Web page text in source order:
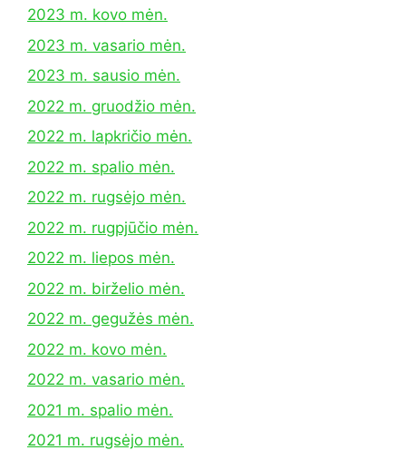
2023 m. kovo mėn.
2023 m. vasario mėn.
2023 m. sausio mėn.
2022 m. gruodžio mėn.
2022 m. lapkričio mėn.
2022 m. spalio mėn.
2022 m. rugsėjo mėn.
2022 m. rugpjūčio mėn.
2022 m. liepos mėn.
2022 m. birželio mėn.
2022 m. gegužės mėn.
2022 m. kovo mėn.
2022 m. vasario mėn.
2021 m. spalio mėn.
2021 m. rugsėjo mėn.